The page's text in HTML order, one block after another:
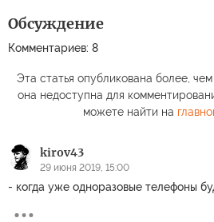
Обсуждение
Комментариев: 8
Эта статья опубликована более,
она недоступна для
можете найти на
kirov43
29 июня 2019, 15:00
- когда уже одноразовые телефоны